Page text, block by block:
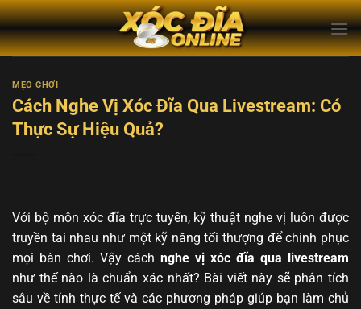
Bỏ
qua
nội
MẸO CHƠI
Cách Nghe Vị Xóc Đĩa Qua Livestream: Có
Thực Sự Hiệu Quả?
Với bộ môn xóc đĩa trực tuyến, kỹ thuật nghe vị luôn được
truyền tai nhau như một kỹ năng tối thượng để chinh phục
mọi bàn chơi. Vậy cách nghe vị xóc đĩa qua livestream
như thế nào là chuẩn xác nhất? Bài viết này sẽ phân tích
sâu về tính thực tế và các phương pháp giúp bạn làm chủ